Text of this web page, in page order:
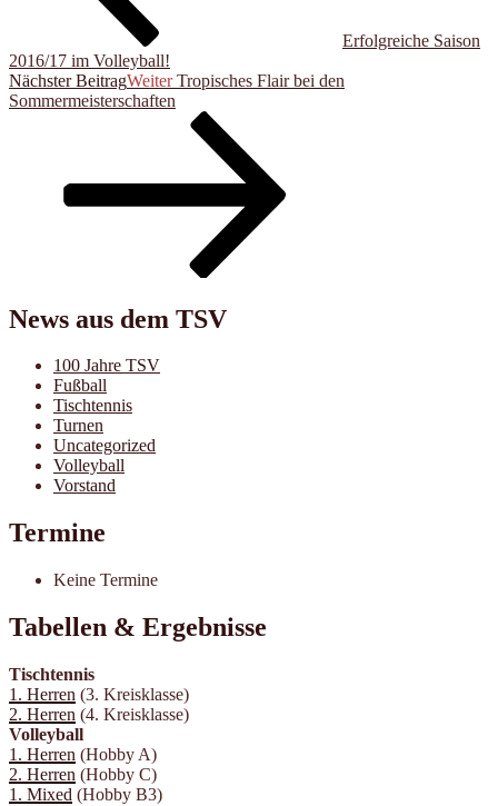
Erfolgreiche Saison
2016/17 im Volleyball!
Nächster BeitragWeiter Tropisches Flair bei den
Sommermeisterschaften
News aus dem TSV
100 Jahre TSV
Fußball
Tischtennis
Turnen
Uncategorized
Volleyball
Vorstand
Termine
Keine Termine
Tabellen & Ergebnisse
Tischtennis
1. Herren (3. Kreisklasse)
2. Herren (4. Kreisklasse)
Volleyball
1. Herren (Hobby A)
2. Herren (Hobby C)
1. Mixed (Hobby B3)